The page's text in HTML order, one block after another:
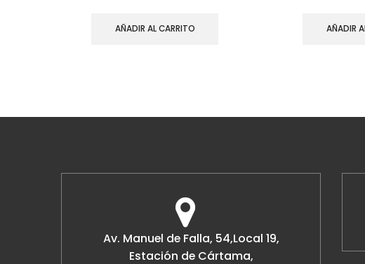
AÑADIR AL CARRITO AÑADIR
Av. Manuel de Falla, 54,Local 19,
Estación de Cártama,